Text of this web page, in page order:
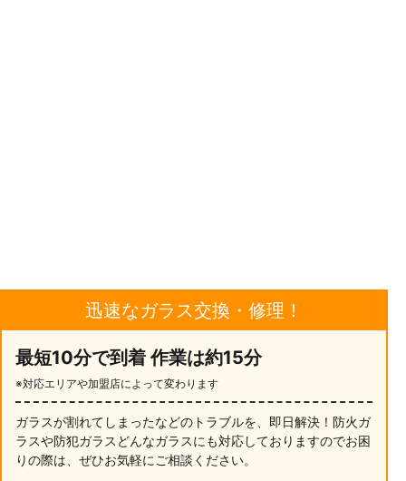
迅速なガラス交換・修理！
最短10分で到着 作業は約15分
※対応エリアや加盟店によって変わります
ガラスが割れてしまったなどのトラブルを、即日解決！防火ガ
ラスや防犯ガラスどんなガラスにも対応しておりますのでお困
りの際は、ぜひお気軽にご相談ください。